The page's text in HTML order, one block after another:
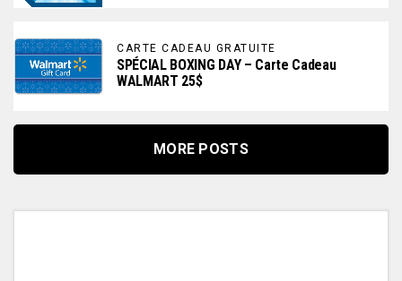
CARTE CADEAU GRATUITE
SPÉCIAL BOXING DAY – Carte Cadeau
WALMART 25$
MORE POSTS